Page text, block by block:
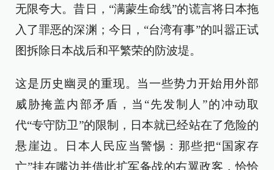
无限夸大。昔日，“满蒙生命线”的谎言将日本拖
入了罪恶的深渊；今日，“台湾有事”的叫嚣正试
图拆除日本战后和平繁荣的防波堤。
这是历史幽灵的重现。当一些势力开始用外部
威胁掩盖内部矛盾，当“先发制人”的冲动取
代“专守防卫”的限制，日本就已经站在了危险的
悬崖边。日本人民应当警惕：那些把“国家存
亡”挂在嘴边并借此扩军备战的右翼政客，恰恰